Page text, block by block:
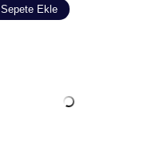
Sepete Ekle